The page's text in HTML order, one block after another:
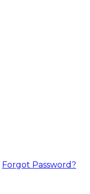
Forgot Password?